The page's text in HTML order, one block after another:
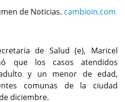
de Noticias. cambioin.com
de Salud (e), Maricel
que los casos atendidos
y un menor de edad,
comunas de la ciudad
diciembre.